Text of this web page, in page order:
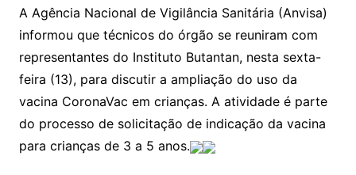
A Agência Nacional de Vigilância Sanitária (Anvisa)
informou que técnicos do órgão se reuniram com
representantes do Instituto Butantan, nesta sexta-
feira (13), para discutir a ampliação do uso da
vacina CoronaVac em crianças. A atividade é parte
do processo de solicitação de indicação da vacina
para crianças de 3 a 5 anos.